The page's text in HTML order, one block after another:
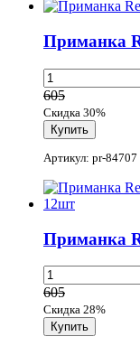
Приманка
605
Скидка 30%
Артикул: pr-84707
Приманка
605
Скидка 28%